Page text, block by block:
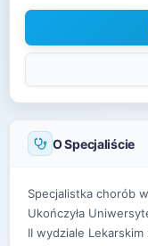
O Specjaliście
Specjalistka chorób
Ukończyła
II wydziale Lekarskim